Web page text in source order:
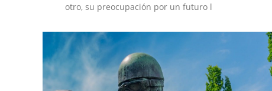
otro, su preocupación por un futuro l